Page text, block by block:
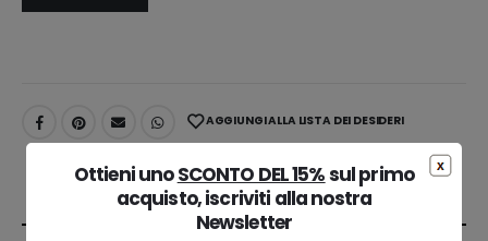
AGGIUNGI ALLA LISTA DEI DESIDERI
DESCRIPTION
Ottieni unoSCONTO DEL 15%sul primo
acquisto, iscriviti alla nostra
Newsletter